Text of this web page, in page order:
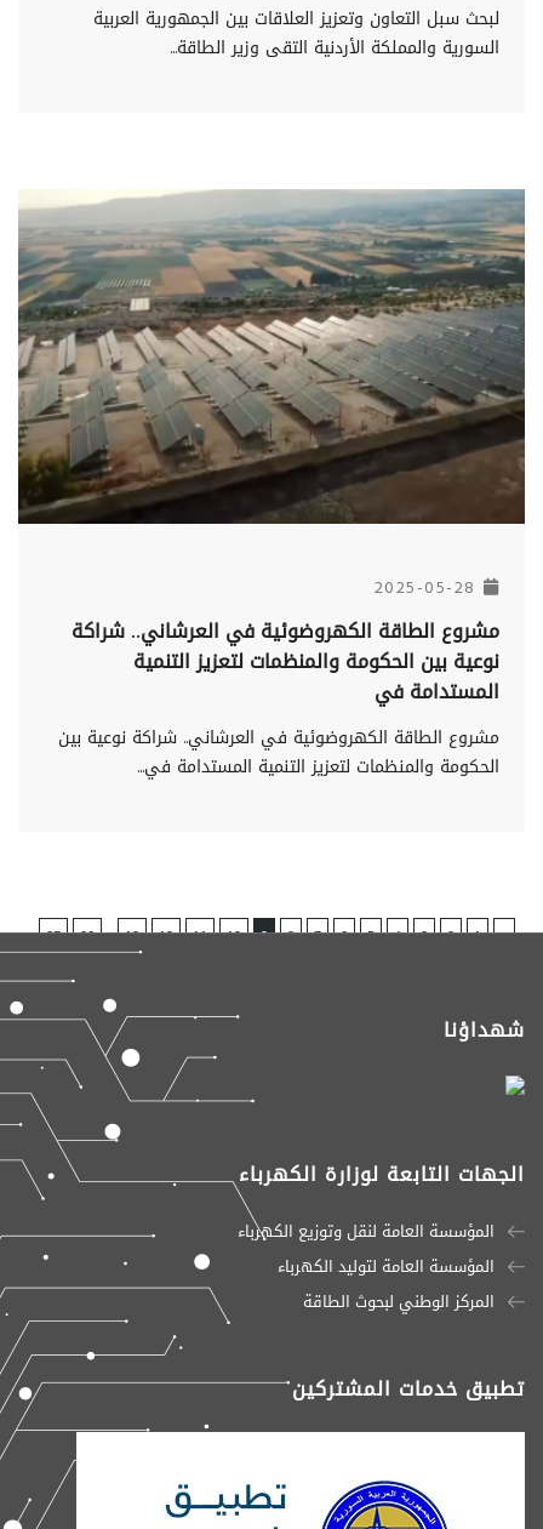
لبحث سبل التعاون وتعزيز العلاقات بين الجمهورية العربية
السورية والمملكة الأردنية التقى وزير الطاقة...
2025-05-28
مشروع الطاقة الكهروضوئية في العرشاني.. شراكة
نوعية بين الحكومة والمنظمات لتعزيز التنمية
المستدامة في
مشروع الطاقة الكهروضوئية في العرشاني.. شراكة نوعية بين
الحكومة والمنظمات لتعزيز التنمية المستدامة في...
«
1
2
3
4
5
6
7
8
9
10
11
12
13
...
26
27
شهداؤنا
الجهات التابعة لوزارة الكهرباء
المؤسسة العامة لنقل وتوزيع الكهرباء
المؤسسة العامة لتوليد الكهرباء
المركز الوطني لبحوث الطاقة
تطبيق خدمات المشتركين